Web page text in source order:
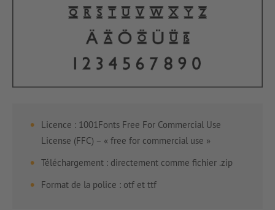
Licence : 1001Fonts Free For Commercial Use
License (FFC) – « free for commercial use »
Téléchargement : directement comme fichier .zip
Format de la police : otf et ttf